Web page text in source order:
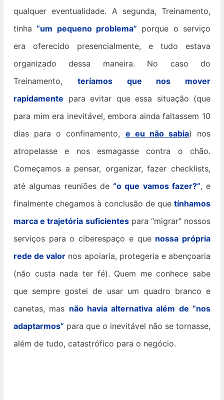
qualquer eventualidade. A segunda, Treinamento,
tinha“um pequeno problema” porque o serviço
era oferecido presencialmente, e tudo estava
organizado dessa maneira. No caso do
Treinamento, teríamos que nos mover
rapidamente para evitar que essa situação (que
para mim era inevitável, embora ainda faltassem 10
dias para o confinamento, e eu não sabia) nos
atropelasse e nos esmagasse contra o chão.
Começamos a pensar, organizar, fazer checklists,
até algumas reuniões de “o que vamos fazer?”, e
finalmente chegamos à conclusão de que tínhamos
marca e trajetória suficientespara “migrar” nossos
serviços para o ciberespaço e que nossa própria
rede de valor nos apoiaria, protegeria e abençoaria
(não custa nada ter fé). Quem me conhece sabe
que sempre gostei de usar um quadro branco e
canetas, mas não havia alternativa além de “nos
adaptarmos” para que o inevitável não se tornasse,
além de tudo, catastrófico para o negócio.